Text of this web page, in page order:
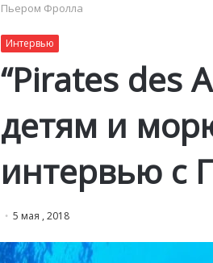
Пьером Фролла
Интервью
“Pirates des
детям и
интервью с
5 мая , 2018